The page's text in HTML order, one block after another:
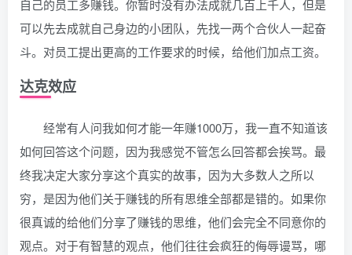
自己的员工多赚钱。你暂时没有办法成就几百上千人，但是
可以先去成就自己身边的小团队，先找一两个合伙人一起奋
斗。对员工提出更高的工作要求的时候，给他们加点工资。
达克效应
经常有人问我如何才能一年赚1000万，我一直不知道该
如何回答这个问题，因为我感觉不管怎么回答都会挨骂。最
终我决定大家分享这个真实的故事，因为大多数人之所以
穷，是因为他们关于赚钱的所有思维全部都是错的。如果你
很真诚的给他们分享了赚钱的思维，他们会完全不同意你的
观点。对于有智慧的观点，他们往往会疯狂的侮辱谩骂，哪